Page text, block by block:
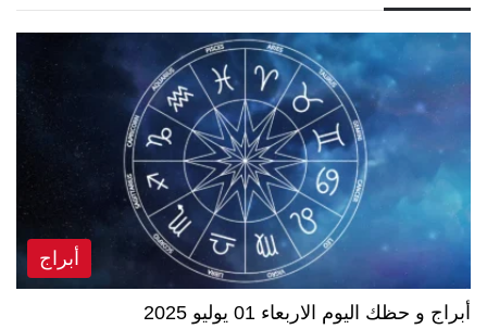
أبراج
أبراج و حظك اليوم الاربعاء 01 يوليو 2025